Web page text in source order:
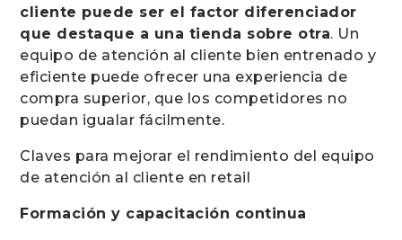
cliente puede ser el factor diferenciador
que destaque a una tienda sobre otra. Un
equipo de atención al cliente bien entrenado y
eficiente puede ofrecer una experiencia de
compra superior, que los competidores no
puedan igualar fácilmente.
Claves para mejorar el rendimiento del equipo
de atención al cliente en retail
Formación y capacitación continua